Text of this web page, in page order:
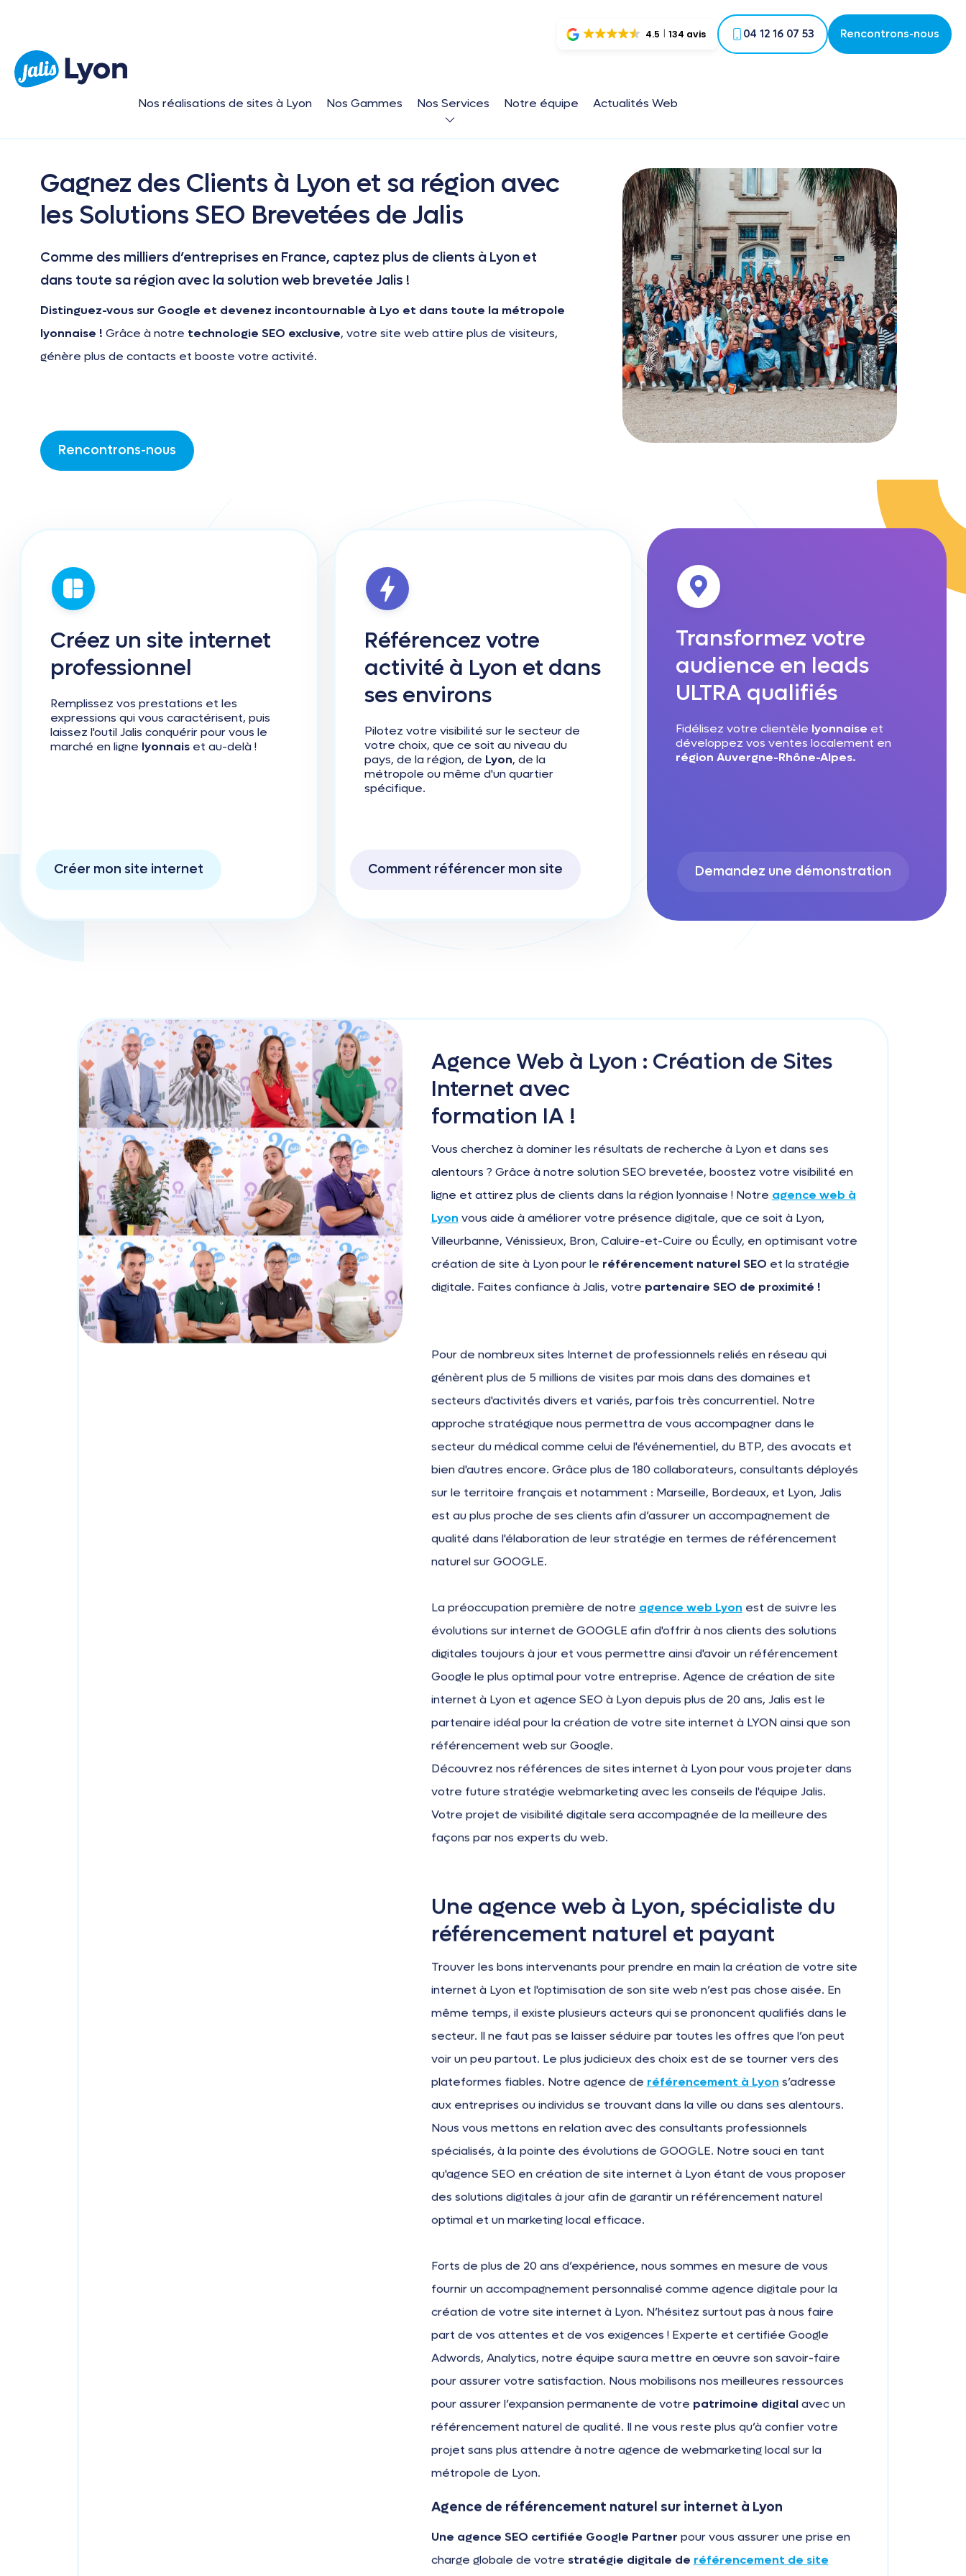
Nos réalisations de sites à Lyon Nos Gammes Nos Services Notre équipe Actualités Web
4.5 134 avis 04 12 16 07 53 Rencontrons-nous
Gagnez des Clients à Lyon et sa région avec
les Solutions SEO Brevetées de Jalis
Comme des milliers d’entreprises en France, captez plus de clients à Lyon et
dans toute sa région avec la solution web brevetée Jalis !
Distinguez-vous sur Google et devenez incontournable à Lyo et dans toute la métropole
lyonnaise ! Grâce à notre technologie SEO exclusive, votre site web attire plus de visiteurs,
génère plus de contacts et booste votre activité.
Rencontrons-nous
Créez un site internet
professionnel
Remplissez vos prestations et les
expressions qui vous caractérisent, puis
laissez l'outil Jalis conquérir pour vous le
marché en ligne lyonnais et au-delà !
Créer mon site internet
Référencez votre
activité à Lyon et dans
ses environs
Pilotez votre visibilité sur le secteur de
votre choix, que ce soit au niveau du
pays, de la région, de Lyon, de la
métropole ou même d'un quartier
spécifique.
Comment référencer mon site
Transformez votre
audience en leads
ULTRA qualifiés
Fidélisez votre clientèle lyonnaise et
développez vos ventes localement en
région Auvergne-Rhône-Alpes.
Demandez une démonstration
Agence Web à Lyon : Création de Sites
Internet avec
formation IA !
Vous cherchez à dominer les résultats de recherche à Lyon et dans ses
alentours ? Grâce à notre solution SEO brevetée, boostez votre visibilité en
ligne et attirez plus de clients dans la région lyonnaise ! Notre agence web à
Lyon vous aide à améliorer votre présence digitale, que ce soit à Lyon,
Villeurbanne, Vénissieux, Bron, Caluire-et-Cuire ou Écully, en optimisant votre
création de site à Lyon pour le référencement naturel SEO et la stratégie
digitale. Faites confiance à Jalis, votre partenaire SEO de proximité !
Pour de nombreux sites Internet de professionnels reliés en réseau qui
génèrent plus de 5 millions de visites par mois dans des domaines et
secteurs d'activités divers et variés, parfois très concurrentiel. Notre
approche stratégique nous permettra de vous accompagner dans le
secteur du médical comme celui de l'événementiel, du BTP, des avocats et
bien d'autres encore. Grâce plus de 180 collaborateurs, consultants déployés
sur le territoire français et notamment : Marseille, Bordeaux, et Lyon, Jalis
est au plus proche de ses clients afin d’assurer un accompagnement de
qualité dans l'élaboration de leur stratégie en termes de référencement
naturel sur GOOGLE.
La préoccupation première de notre agence web Lyon est de suivre les
évolutions sur internet de GOOGLE afin d'offrir à nos clients des solutions
digitales toujours à jour et vous permettre ainsi d'avoir un référencement
Google le plus optimal pour votre entreprise. Agence de création de site
internet à Lyon et agence SEO à Lyon depuis plus de 20 ans, Jalis est le
partenaire idéal pour la création de votre site internet à LYON ainsi que son
référencement web sur Google.
Découvrez nos références de sites internet à Lyon pour vous projeter dans
votre future stratégie webmarketing avec les conseils de l'équipe Jalis.
Votre projet de visibilité digitale sera accompagnée de la meilleure des
façons par nos experts du web.
Une agence web à Lyon, spécialiste du
référencement naturel et payant
Trouver les bons intervenants pour prendre en main la création de votre site
internet à Lyon et l'optimisation de son site web n’est pas chose aisée. En
même temps, il existe plusieurs acteurs qui se prononcent qualifiés dans le
secteur. Il ne faut pas se laisser séduire par toutes les offres que l’on peut
voir un peu partout. Le plus judicieux des choix est de se tourner vers des
plateformes fiables. Notre agence de référencement à Lyon s’adresse
aux entreprises ou individus se trouvant dans la ville ou dans ses alentours.
Nous vous mettons en relation avec des consultants professionnels
spécialisés, à la pointe des évolutions de GOOGLE. Notre souci en tant
qu'agence SEO en création de site internet à Lyon étant de vous proposer
des solutions digitales à jour afin de garantir un référencement naturel
optimal et un marketing local efficace.
Forts de plus de 20 ans d’expérience, nous sommes en mesure de vous
fournir un accompagnement personnalisé comme agence digitale pour la
création de votre site internet à Lyon. N’hésitez surtout pas à nous faire
part de vos attentes et de vos exigences ! Experte et certifiée Google
Adwords, Analytics, notre équipe saura mettre en œuvre son savoir-faire
pour assurer votre satisfaction. Nous mobilisons nos meilleures ressources
pour assurer l’expansion permanente de votre patrimoine digital avec un
référencement naturel de qualité. Il ne vous reste plus qu’à confier votre
projet sans plus attendre à notre agence de webmarketing local sur la
métropole de Lyon.
Agence de référencement naturel sur internet à Lyon
Une agence SEO certifiée Google Partner pour vous assurer une prise en
charge globale de votre stratégie digitale de référencement de site